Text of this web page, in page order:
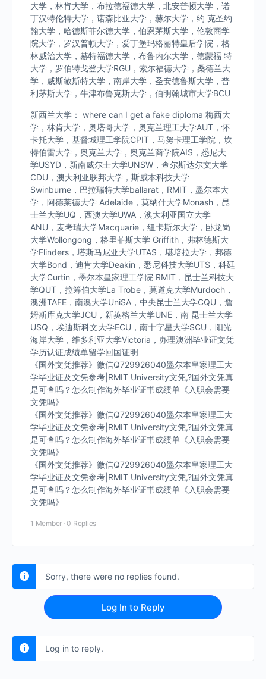
大学，林肯大学，布拉德福德大学，北安普顿大学，诺
丁汉特伦特大学，诺森比亚大学，赫尔大学，约 克圣约
翰大学，哈德斯菲尔德大学，伯恩茅斯大学，伦敦商学
院大学，罗汉普顿大学，爱丁堡玛格丽特皇后学院，格
林威治大学，赫特福德大学，布鲁内尔大学，德蒙福 特
大学，罗伯特戈登大学RGU，索尔福德大学，桑德兰大
学，威斯敏斯特大学，南岸大学，圣安德鲁斯大学，普
利茅斯大学，牛津布鲁克斯大学，伯明翰城市大学BCU
新西兰大学： where can I get a fake diploma 梅西大
学，林肯大学，奥塔哥大学，奥克兰理工大学AUT，怀
卡托大学，基督城理工学院CPIT，马努卡理工学院，坎
特伯雷大学，奥克兰大学，奥克兰商学院AIS，悉尼大
学USYD，新南威尔士大学UNSW，查尔斯达尔文大学
CDU，澳大利亚联邦大学，斯威本科技大学
Swinburne，巴拉瑞特大学ballarat，RMIT，墨尔本大
学，阿德莱德大学 Adelaide，莫纳什大学Monash，昆
士兰大学UQ，西澳大学UWA，澳大利亚国立大学
ANU，麦考瑞大学Macquarie，纽卡斯尔大学，卧龙岗
大学Wollongong，格里菲斯大学 Griffith，弗林德斯大
学Flinders，塔斯马尼亚大学UTAS，堪培拉大学，邦德
大学Bond，迪肯大学Deakin，悉尼科技大学UTS，科廷
大学Curtin，墨尔本皇家理工学院 RMIT，昆士兰科技大
学QUT，拉筹伯大学La Trobe，莫道克大学Murdoch，
澳洲TAFE，南澳大学UniSA，中央昆士兰大学CQU，詹
姆斯库克大学JCU，新英格兰大学UNE，南 昆士兰大学
USQ，埃迪斯科文大学ECU，南十字星大学SCU，阳光
海岸大学，维多利亚大学Victoria，办理澳洲毕业证文凭
学历认证成绩单留学回国证明
《国外文凭推荐》微信Q729926040墨尔本皇家理工大
学毕业证及文凭参考|RMIT University文凭,?国外文凭真
是可查吗？怎么制作海外毕业证书成绩单《入职会需要
文凭吗》
《国外文凭推荐》微信Q729926040墨尔本皇家理工大
学毕业证及文凭参考|RMIT University文凭,?国外文凭真
是可查吗？怎么制作海外毕业证书成绩单《入职会需要
文凭吗》
《国外文凭推荐》微信Q729926040墨尔本皇家理工大
学毕业证及文凭参考|RMIT University文凭,?国外文凭真
是可查吗？怎么制作海外毕业证书成绩单《入职会需要
文凭吗》
1 Member · 0 Replies
Sorry, there were no replies found.
Log In to Reply
Log in to reply.